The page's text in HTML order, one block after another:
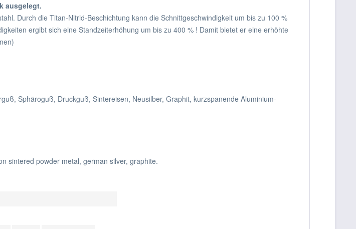
ausgelegt.
Durch die Titan-Nitrid-Beschichtung kann die Schnittgeschwindigkeit um bis zu 100 %
ergibt sich eine Standzeiterhöhung um bis zu 400 % ! Damit bietet er eine erhöhte
Sphäroguß, Druckguß, Sintereisen, Neusilber, Graphit, kurzspanende Aluminium-
sintered powder metal, german silver, graphite.